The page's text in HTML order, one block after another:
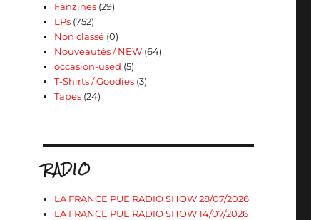
Fanzines (29)
LPs (752)
Non classé (0)
Nouveautés / NEW (64)
occasion-used (5)
T-Shirts / Goodies (3)
Tapes (24)
RADIO
LA FRANCE PUE RADIO SHOW 28/07/2026
LA FRANCE PUE RADIO SHOW 14/07/2026